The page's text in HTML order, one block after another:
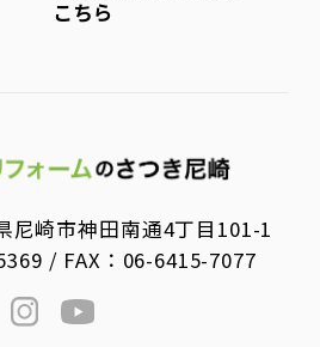
こちら
尼崎市神田南通4丁目101-1
/ FAX：06-6415-7077